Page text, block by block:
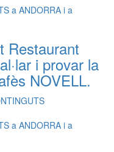
a ANDORRA i a
Restaurant
i provar la
NOVELL.
a ANDORRA i a